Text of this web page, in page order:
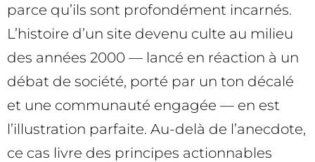
parce qu’ils sont profondément incarnés.
L’histoire d’un site devenu culte au milieu
des années 2000 — lancé en réaction à un
débat de société, porté par un ton décalé
et une communauté engagée — en est
l’illustration parfaite. Au-delà de l’anecdote,
ce cas livre des principes actionnables